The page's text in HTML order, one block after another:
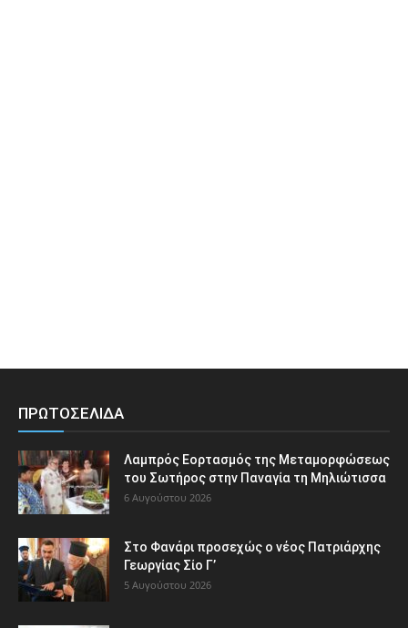
ΠΡΩΤΟΣΕΛΙΔΑ
Λαμπρός Εορτασμός της Μεταμορφώσεως
του Σωτήρος στην Παναγία τη Μηλιώτισσα
6 Αυγούστου 2026
Στο Φανάρι προσεχώς ο νέος Πατριάρχης
Γεωργίας Σίο Γ’
5 Αυγούστου 2026